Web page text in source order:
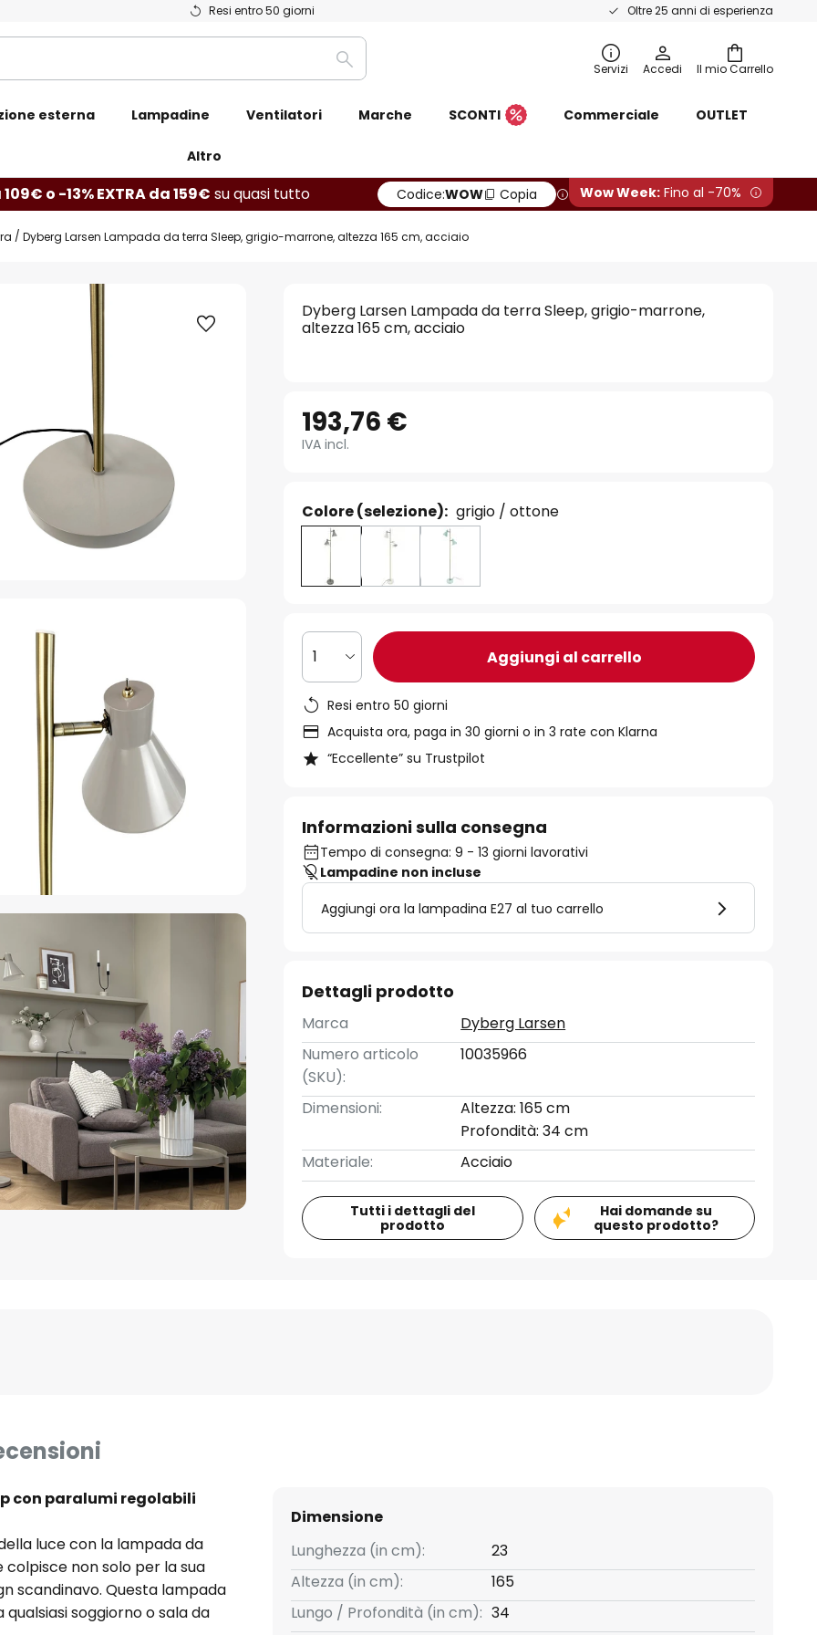
Resi entro 50 giorni Oltre 25 anni di esperienza
Il mio Carrello
Ricerca Servizi Accedi
esterna Lampadine Ventilatori Marche SCONTI Commerciale OUTLET
Altro
109€ o -13% EXTRA da 159€ su quasi tutto Codice:WOW Copia Wow Week: Fino al -70%
Dyberg Larsen Lampada da terra Sleep, grigio-marrone, altezza 165 cm, acciaio
Dyberg Larsen Lampada da terra Sleep, grigio-marrone,
altezza 165 cm, acciaio
193,76 €
IVA incl.
Colore (selezione): grigio / ottone
1 Aggiungi al carrello
Resi entro 50 giorni
Acquista ora, paga in 30 giorni o in 3 rate con Klarna
“Eccellente” su Trustpilot
Informazioni sulla consegna
Tempo di consegna: 9 - 13 giorni lavorativi
Lampadine non incluse
Aggiungi ora la lampadina E27 al tuo carrello
Dettagli prodotto
Marca
Dyberg Larsen
Numero articolo
(SKU):
10035966
Dimensioni:
Altezza: 165 cm
Profondità: 34 cm
Materiale:
Acciaio
Tutti i dettagli del
prodotto
Hai domande su
questo prodotto?
con paralumi regolabili
luce con la lampada da
non solo per la sua
scandinavo. Questa lampada
soggiorno o sala da
Dimensione
Lunghezza (in cm):
23
Altezza (in cm):
165
Lungo / Profondità (in cm): 34